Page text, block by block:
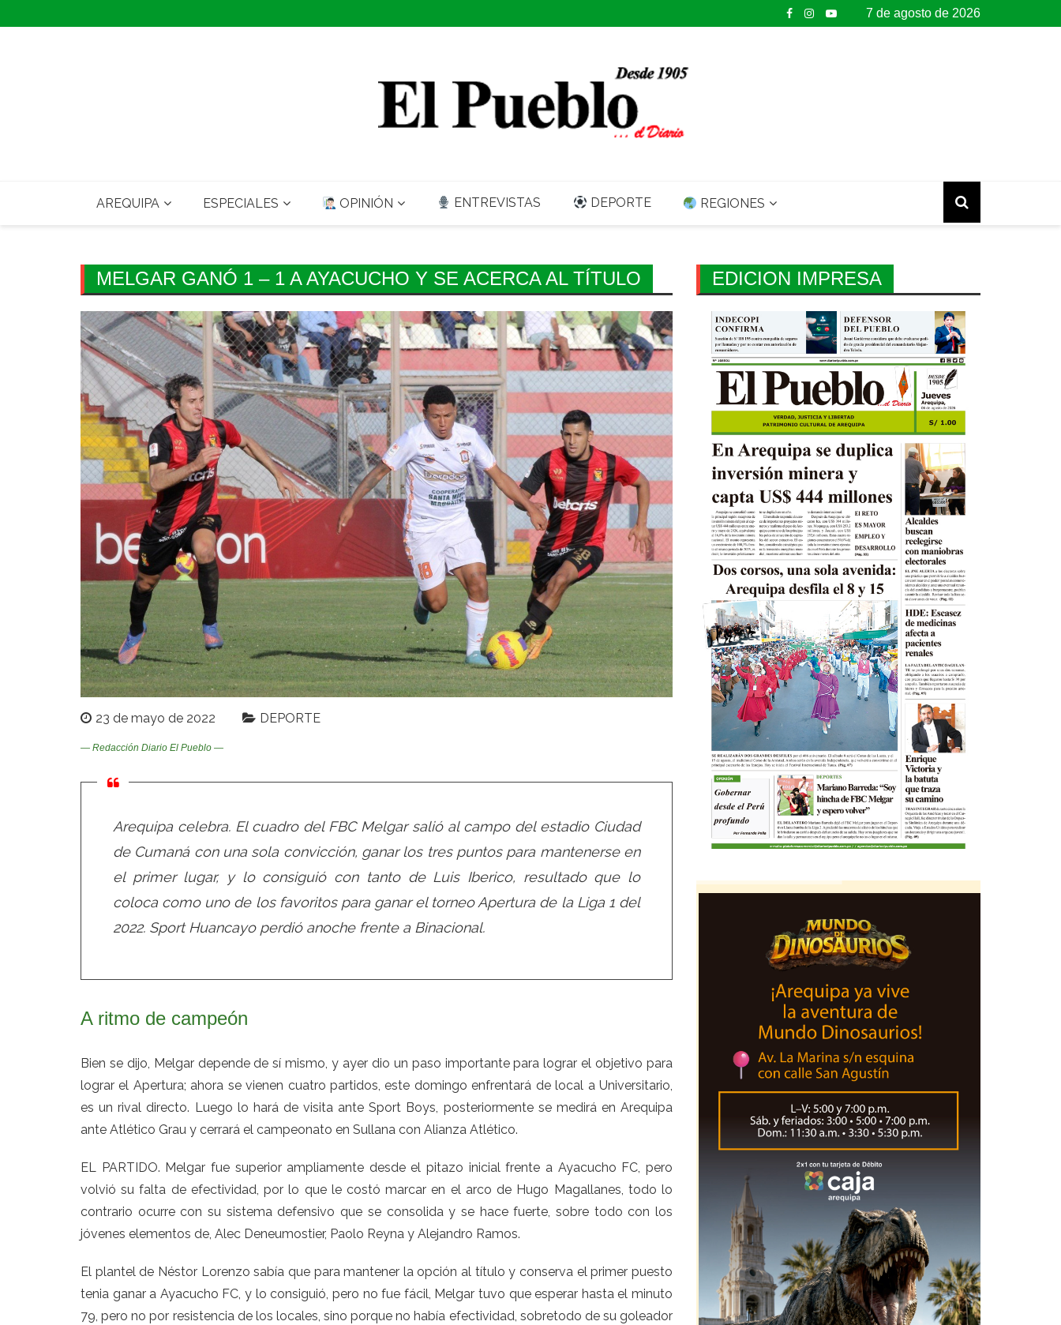
to
7 de agosto de 2026
AREQUIPA ESPECIALES OPINIÓN ENTREVISTAS DEPORTE REGIONES
MELGAR GANÓ 1 – 1 A AYACUCHO Y SE ACERCA AL TÍTULO
23 de mayo de 2022 DEPORTE
— Redacción Diario El Pueblo —
Arequipa celebra. El cuadro del FBC Melgar salió al campo del estadio Ciudad
de Cumaná con una sola convicción, ganar los tres puntos para mantenerse en
el primer lugar, y lo consiguió con tanto de Luis Iberico, resultado que lo
coloca como uno de los favoritos para ganar el torneo Apertura de la Liga 1 del
2022. Sport Huancayo perdió anoche frente a Binacional.
A ritmo de campeón
Bien se dijo, Melgar depende de sí mismo, y ayer dio un paso importante para lograr el objetivo para
lograr el Apertura; ahora se vienen cuatro partidos, este domingo enfrentará de local a Universitario,
es un rival directo. Luego lo hará de visita ante Sport Boys, posteriormente se medirá en Arequipa
ante Atlético Grau y cerrará el campeonato en Sullana con Alianza Atlético.
EL PARTIDO. Melgar fue superior ampliamente desde el pitazo inicial frente a Ayacucho FC, pero
volvió su falta de efectividad, por lo que le costó marcar en el arco de Hugo Magallanes, todo lo
contrario ocurre con su sistema defensivo que se consolida y se hace fuerte, sobre todo con los
jóvenes elementos de, Alec Deneumostier, Paolo Reyna y Alejandro Ramos.
El plantel de Néstor Lorenzo sabía que para mantener la opción al título y conserva el primer puesto
tenia ganar a Ayacucho FC, y lo consiguió, pero no fue fácil, Melgar tuvo que esperar hasta el minuto
79, pero no por resistencia de los locales, sino porque no había efectividad, sobretodo de su goleador
EDICION IMPRESA